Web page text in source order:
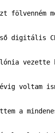
fölvenném
digitális
voltam
a